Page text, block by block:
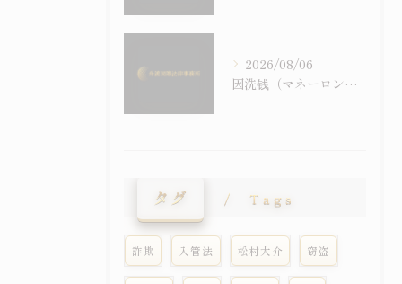
2026/08/06
因洗钱（マネーロンダリング）・地下钱庄被逮捕时——犯罪收益相关犯罪与外国人的在留风险
タグ Tags
詐欺 入管法 松村大介 窃盗